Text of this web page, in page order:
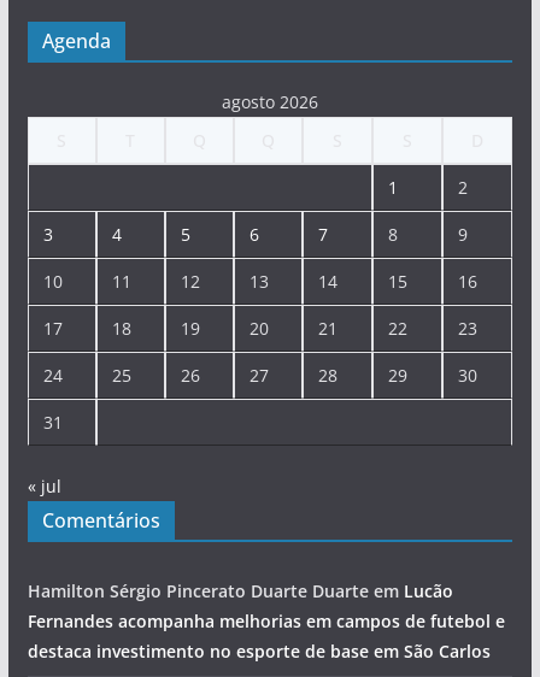
Agenda
agosto 2026
1 2
3 4 5 6 7 8 9
10 11 12 13 14 15 16
17 18 19 20 21 22 23
24 25 26 27 28 29 30
31
« jul
Comentários
Hamilton Sérgio Pincerato Duarte Duarteem Lucão
Fernandes acompanha melhorias em campos de futebol e
destaca investimento no esporte de base em São Carlos